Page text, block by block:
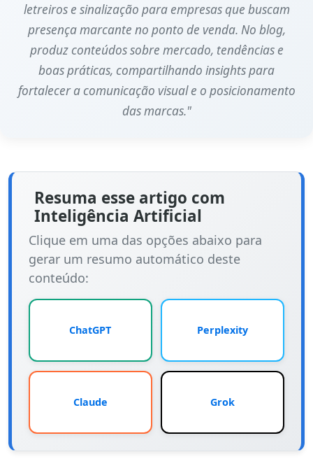
letreiros e sinalização para empresas que buscam
presença marcante no ponto de venda. No blog,
produz conteúdos sobre mercado, tendências e
boas práticas, compartilhando insights para
fortalecer a comunicação visual e o posicionamento
das marcas."
Resuma esse artigo com
Inteligência Artificial
Clique em uma das opções abaixo para
gerar um resumo automático deste
conteúdo:
ChatGPT Perplexity
Claude Grok